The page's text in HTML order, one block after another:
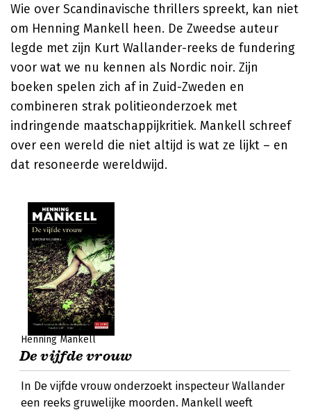
Wie over Scandinavische thrillers spreekt, kan niet
om Henning Mankell heen. De Zweedse auteur
legde met zijn Kurt Wallander-reeks de fundering
voor wat we nu kennen als Nordic noir. Zijn
boeken spelen zich af in Zuid-Zweden en
combineren strak politieonderzoek met
indringende maatschappijkritiek. Mankell schreef
over een wereld die niet altijd is wat ze lijkt – en
dat resoneerde wereldwijd.
Henning Mankell
De vijfde vrouw
In De vijfde vrouw onderzoekt inspecteur Wallander
een reeks gruwelijke moorden. Mankell weeft